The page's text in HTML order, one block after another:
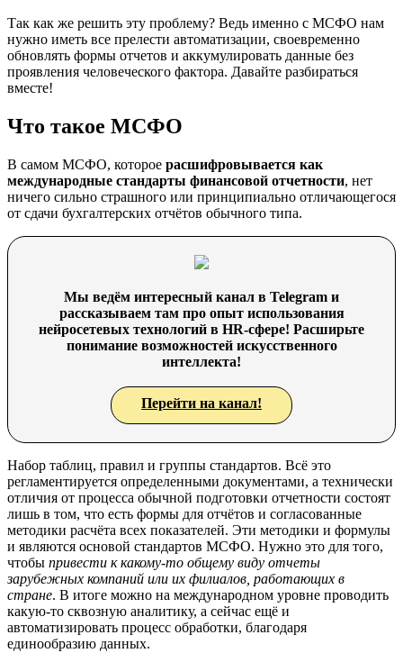
Так как же решить эту проблему? Ведь именно с МСФО нам
нужно иметь все прелести автоматизации, своевременно
обновлять формы отчетов и аккумулировать данные без
проявления человеческого фактора. Давайте разбираться
вместе!
Что такое МСФО
В самом МСФО, которое расшифровывается как
международные стандарты финансовой отчетности, нет
ничего сильно страшного или принципиально отличающегося
от сдачи бухгалтерских отчётов обычного типа.
Мы ведём интересный канал в Telegram и
рассказываем там про опыт использования
нейросетевых технологий в HR-сфере! Расширьте
понимание возможностей искусственного
интеллекта!
Перейти на канал!
Набор таблиц, правил и группы стандартов. Всё это
регламентируется определенными документами, а технически
отличия от процесса обычной подготовки отчетности состоят
лишь в том, что есть формы для отчётов и согласованные
методики расчёта всех показателей. Эти методики и формулы
и являются основой стандартов МСФО. Нужно это для того,
чтобы привести к какому-то общему виду отчеты
зарубежных компаний или их филиалов, работающих в
стране. В итоге можно на международном уровне проводить
какую-то сквозную аналитику, а сейчас ещё и
автоматизировать процесс обработки, благодаря
единообразию данных.